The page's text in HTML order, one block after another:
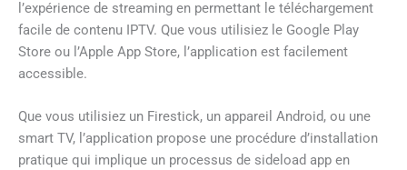
l’expérience de streaming en permettant le téléchargement
facile de contenu IPTV. Que vous utilisiez le Google Play
Store ou l’Apple App Store, l’application est facilement
accessible.
Que vous utilisiez un Firestick, un appareil Android, ou une
smart TV, l’application propose une procédure d’installation
pratique qui implique un processus de sideload app en